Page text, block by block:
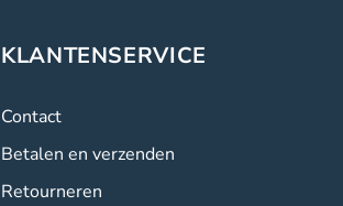
KLANTENSERVICE
Contact
Betalen en verzenden
Retourneren